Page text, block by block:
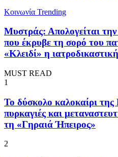
Κοινωνία Trending
Μυστράς: Απολογείται
που έκρυβε τη σορό του
«Κλειδί» η
MUST READ
1
To δύσκολο καλοκαίρι
πυρκαγιές και
τη «Γηραιά Ήπειρος»
2